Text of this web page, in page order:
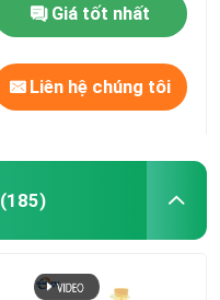
Giá tốt nhất
Liên hệ chúng tôi
(185)